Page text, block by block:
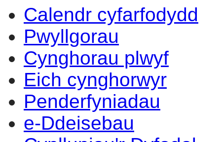
Calendr cyfarfodydd
Pwyllgorau
Cynghorau plwyf
Eich cynghorwyr
Penderfyniadau
e-Ddeisebau
14:00
14:00
14:00
14:00
14:00
14:00